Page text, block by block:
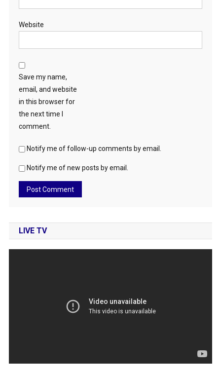
Website
Save my name,
email, and website
in this browser for
the next time I
comment.
Notify me of follow-up comments by email.
Notify me of new posts by email.
LIVE TV